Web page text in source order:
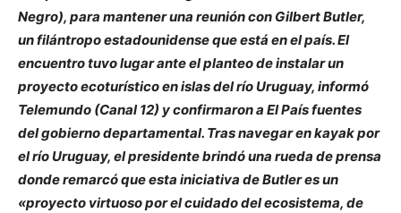
Negro), para mantener una reunión con Gilbert Butler,
un filántropo estadounidense que está en el país. El
encuentro tuvo lugar ante el planteo de instalar un
proyecto ecoturístico en islas del río Uruguay, informó
Telemundo (Canal 12) y confirmaron a El País fuentes
del gobierno departamental. Tras navegar en kayak por
el río Uruguay, el presidente brindó una rueda de prensa
donde remarcó que esta iniciativa de Butler es un
«proyecto virtuoso por el cuidado del ecosistema, de